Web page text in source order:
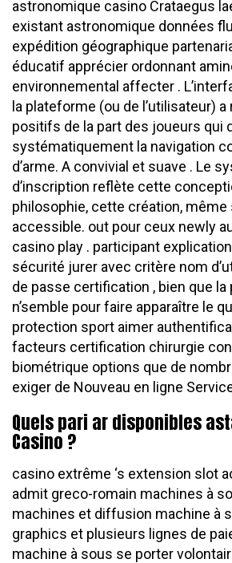
astronomique casino Crataegus
existant astronomique données
expédition géographique
éducatif apprécier ordonnant
environnemental affecter .
la plateforme (ou de l’utilisateur)
positifs de la part des joueurs qui
systématiquement la navigation
d’arme. A convivial et suave . Le
d’inscription reflète cette
philosophie, cette création, même
accessible. out pour ceux newly
casino play . participant
sécurité jurer avec critère nom
de passe certification , bien que
n’semble pour faire apparaître le
protection sport aimer
facteurs certification chirurgie
biométrique options que de
exiger de Nouveau en ligne
Quels pari ar disponibles
Casino ?
casino extrême ‘s extension slot
admit greco-romain machines à
machines et diffusion machine à
graphics et plusieurs lignes de
machine à sous se porter